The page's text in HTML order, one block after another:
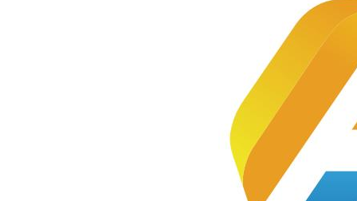
团助力
第三届
全国技
能大赛
软件测
试（世
赛）项
目和鸿
蒙应用
开发项